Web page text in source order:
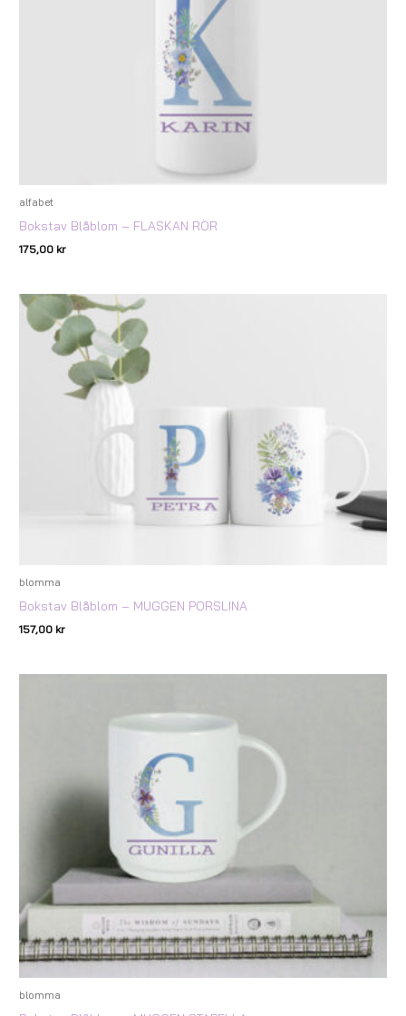
alfabet
Bokstav Blåblom – FLASKAN RÖR
175,00 kr
blomma
Bokstav Blåblom – MUGGEN PORSLINA
157,00 kr
blomma